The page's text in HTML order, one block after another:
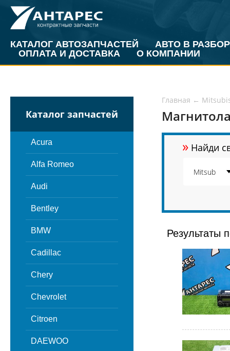
КАТАЛОГ АВТОЗАПЧАСТЕЙ
АВТО В РАЗБОР
ОПЛАТА И ДОСТАВКА
О КОМПАНИИ
Каталог запчастей
Acura
Alfa Romeo
Audi
Bentley
BMW
Cadillac
Chery
Chevrolet
Citroen
DAEWOO
Главная ←
» Найди
Результаты